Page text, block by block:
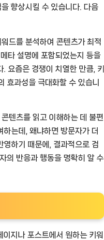
향상시킬 수 있습니다. 다음
드를 분석하여 콘텐츠가 최적
타 설명에 포함되었는지 등을
요즘은 경쟁이 치열한 만큼, 키
효과성을 극대화할 수 있습니
텐츠를 읽고 이해하는 데 불편
는데, 왜냐하면 방문자가 더
영하기 때문에, 결과적으로 검
의 반응과 행동을 명확히 알 수
지나 포스트에서 원하는 키워